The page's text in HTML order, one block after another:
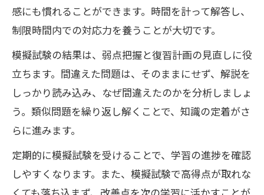
感にも慣れることができます。時間を計って解答し、
制限時間内での対応力を養うことが大切です。
模擬試験の結果は、弱点把握と復習計画の見直しに役
立ちます。間違えた問題は、そのままにせず、解説を
しっかり読み込み、なぜ間違えたのかを分析しましょ
う。類似問題を繰り返し解くことで、知識の定着がさ
らに進みます。
定期的に模擬試験を受けることで、学習の進捗を確認
しやすくなります。また、模擬試験で高得点が取れな